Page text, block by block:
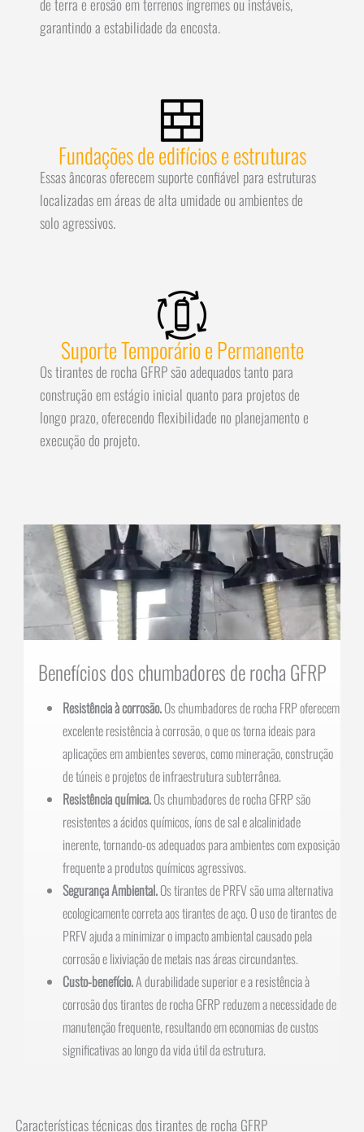
de terra e erosão em terrenos íngremes ou instáveis,
garantindo a estabilidade da encosta.
Fundações de edifícios e estruturas
Essas âncoras oferecem suporte confiável para estruturas
localizadas em áreas de alta umidade ou ambientes de
solo agressivos.
Suporte Temporário e Permanente
Os tirantes de rocha GFRP são adequados tanto para
construção em estágio inicial quanto para projetos de
longo prazo, oferecendo flexibilidade no planejamento e
execução do projeto.
Benefícios dos chumbadores de rocha GFRP
Resistência à corrosão.Os chumbadores de rocha FRP oferecem
excelente resistência à corrosão, o que os torna ideais para
aplicações em ambientes severos, como mineração, construção
de túneis e projetos de infraestrutura subterrânea.
Resistência química.Os chumbadores de rocha GFRP são
resistentes a ácidos químicos, íons de sal e alcalinidade
inerente, tornando-os adequados para ambientes com exposição
frequente a produtos químicos agressivos.
Segurança Ambiental.Os tirantes de PRFV são uma alternativa
ecologicamente correta aos tirantes de aço. O uso de tirantes de
PRFV ajuda a minimizar o impacto ambiental causado pela
corrosão e lixiviação de metais nas áreas circundantes.
Custo-benefício.A durabilidade superior e a resistência à
corrosão dos tirantes de rocha GFRP reduzem a necessidade de
manutenção frequente, resultando em economias de custos
significativas ao longo da vida útil da estrutura.
Características técnicas dos tirantes de rocha GFRP